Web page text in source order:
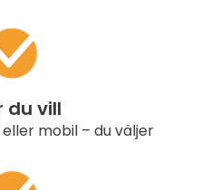
du vill
mobil – du väljer